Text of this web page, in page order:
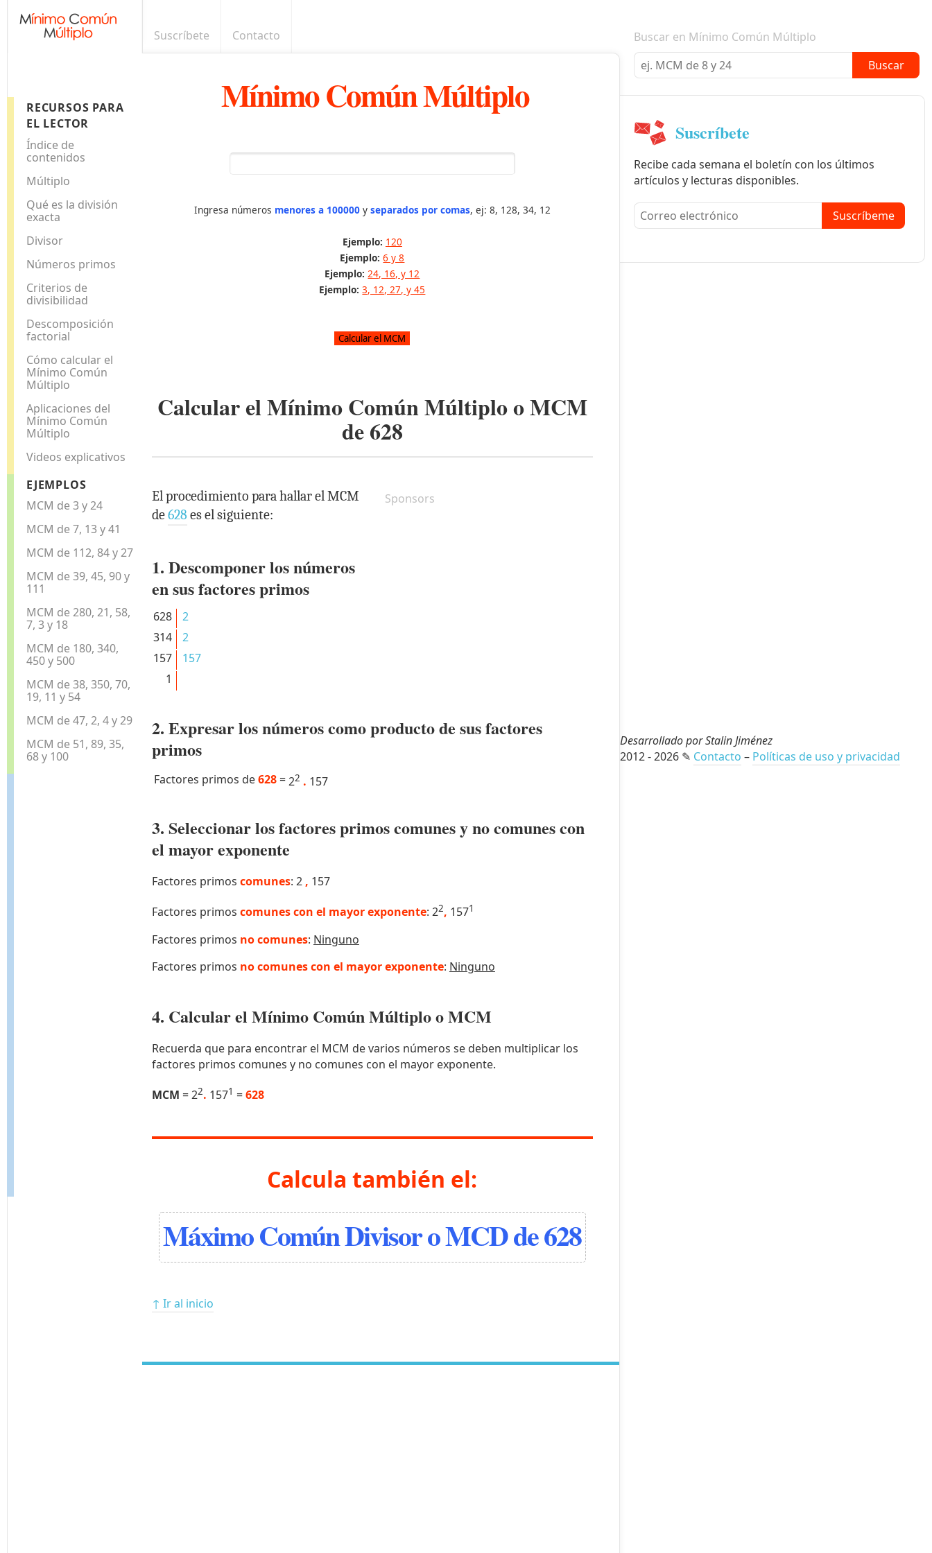
Suscríbete Contacto Boletín informativo
RECURSOS PARA
EL LECTOR
Índice de
contenidos
Múltiplo
Qué es la división
exacta
Divisor
Números primos
Criterios de
divisibilidad
Descomposición
factorial
Cómo calcular el
Mínimo Común
Múltiplo
Aplicaciones del
Mínimo Común
Múltiplo
Videos explicativos
EJEMPLOS
MCM de 3 y 24
MCM de 7, 13 y 41
MCM de 112, 84 y 27
MCM de 39, 45, 90 y
111
MCM de 280, 21, 58,
7, 3 y 18
MCM de 180, 340,
450 y 500
MCM de 38, 350, 70,
19, 11 y 54
MCM de 47, 2, 4 y 29
MCM de 51, 89, 35,
68 y 100
Mínimo Común Múltiplo
Ingresa números menores a 100000y separados por comas, ej: 8, 128, 34, 12
Ejemplo: 120
Ejemplo: 6 y 8
Ejemplo: 24, 16, y 12
Ejemplo: 3, 12, 27, y 45
Calcular el Mínimo Común Múltiplo o MCM
de628
Sponsors
El procedimiento para hallar el MCM
de628 es el siguiente:
1. Descomponer los números
en sus factores primos
628
2
314
2
157
157
1
2. Expresar los números como producto de sus factores
primos
Factores primos de628 =22 . 157
3. Seleccionar los factores primos comunes y no comunes con
el mayor exponente
Factores primos comunes: 2, 157
Factores primos comunes con el mayor exponente: 22, 1571
Factores primos no comunes: Ninguno
Factores primos no comunes con el mayor exponente: Ninguno
4. Calcular el Mínimo Común Múltiplo o MCM
Recuerda que para encontrar el MCM de varios números se deben multiplicar los
factores primos comunes y no comunes con el mayor exponente.
MCM = 22. 1571 =628
Calcula también el:
Máximo Común Divisor o MCD de 628
↑ Ir al inicio
Buscar en Mínimo Común Múltiplo
Buscar
Suscríbete
Recibe cada semana el boletín con los últimos
artículos y lecturas disponibles.
Suscríbeme
Desarrollado por Stalin Jiménez
2012 - 2026 ✎ Contacto – Políticas de uso y privacidad